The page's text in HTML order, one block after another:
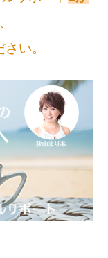
い。